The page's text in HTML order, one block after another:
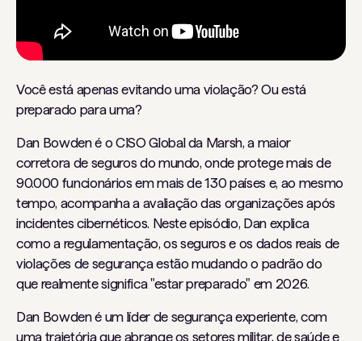
Você está apenas evitando uma violação? Ou está
preparado para uma?
Dan Bowden é o CISO Global da Marsh, a maior
corretora de seguros do mundo, onde protege mais de
90.000 funcionários em mais de 130 países e, ao mesmo
tempo, acompanha a avaliação das organizações após
incidentes cibernéticos. Neste episódio, Dan explica
como a regulamentação, os seguros e os dados reais de
violações de segurança estão mudando o padrão do
que realmente significa "estar preparado" em 2026.
Dan Bowden é um líder de segurança experiente, com
uma trajetória que abrange os setores militar, de saúde e